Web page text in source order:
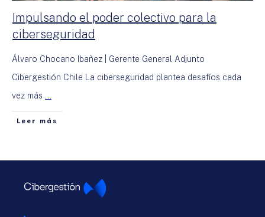
Impulsando el poder colectivo para la
ciberseguridad
Álvaro Chocano Ibañez | Gerente General Adjunto
Cibergestión Chile La ciberseguridad plantea desafíos cada
vez más ...
Leer más